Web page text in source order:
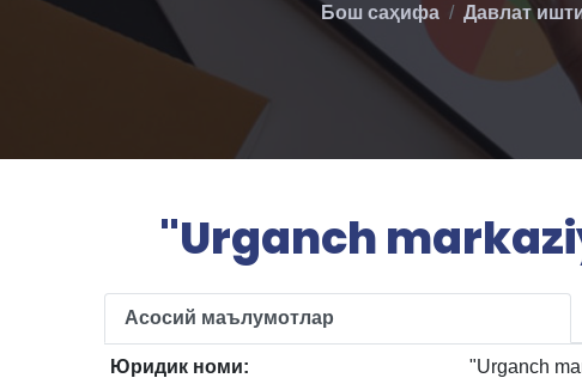
Бош саҳифа Давлат
"Urganch
Асосий маълумотлар
Юридик номи: "Urganch